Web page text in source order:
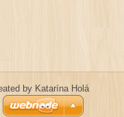
by Katarína Holá